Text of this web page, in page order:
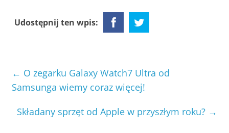
Udostępnij ten wpis:
← O zegarku Galaxy Watch7 Ultra od
Samsunga wiemy coraz więcej!
Składany sprzęt od Apple w przyszłym roku? →